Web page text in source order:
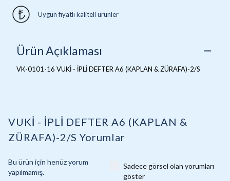
Uygun fiyatlı kaliteli ürünler
Ürün Açıklaması
VK-0101-16 VUKİ - İPLİ DEFTER A6 (KAPLAN & ZÜRAFA)-2/S
VUKİ - İPLİ DEFTER A6 (KAPLAN &
ZÜRAFA)-2/S Yorumlar
Bu ürün için henüz yorum
yapılmamış.
Sadece görsel olan yorumları
göster